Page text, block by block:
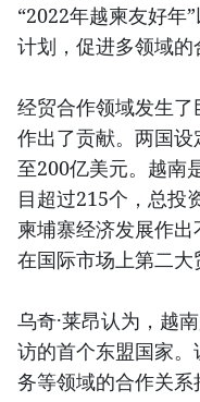
“2022年越柬友好年
计划，促进多领域的
经贸合作领域发生
作出了贡献。两国
至200亿美元。越南
目超过215个，总投
柬埔寨经济发展作
在国际市场上第二大
乌奇·莱昂认为，越
访的首个东盟国家
务等领域的合作关